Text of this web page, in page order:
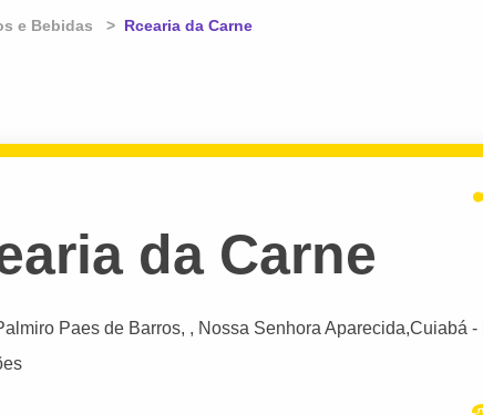
e Bebidas Atual:
Rcearia da Carne
da Carne
Paes de Barros, , Nossa Senhora Aparecida,Cuiabá -